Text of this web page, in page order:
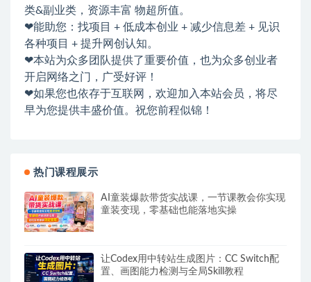
类&副业类，资源丰富 物超所值。
❤能助您：找项目 + 低成本创业 + 减少信息差 + 见识
各种项目 + 提升网创认知。
❤本站为众多团队提供了重要价值，也为众多创业者
开启网络之门，广受好评！
❤如果您也依存于互联网，欢迎加入本站会员，将尽
早为您提供丰盛价值。祝您前程似锦！
热门课程展示
AI童装爆款带货实战课，一节课教会你实现
童装变现，零基础也能落地实操
让Codex用中转站生成图片：CC Switch配
置、画图能力检测与全局Skill教程